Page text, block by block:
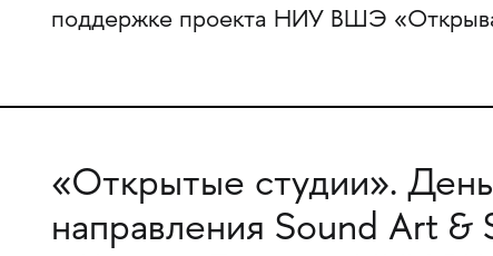
поддержке проекта НИУ ВШЭ
«Открытые студии».
направления Sound Art &